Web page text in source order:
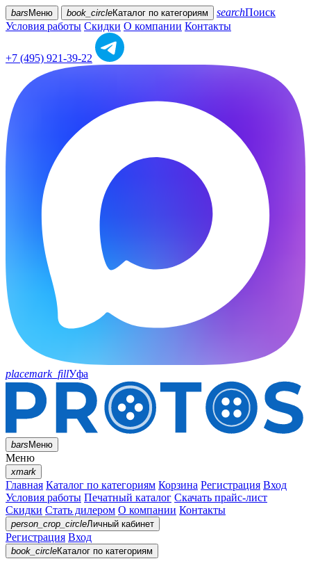
bars Меню book_circleКаталог по категориям searchПоиск
Условия работы Скидки О компании Контакты
+7 (495) 921-39-22
placemark_fillУфа
barsМеню
Меню
xmark
Главная Каталог по категориям Корзина Регистрация Вход
Условия работы Печатный каталог Скачать прайс-лист
Скидки Стать дилером О компании Контакты
person_crop_circleЛичный кабинет
Регистрация Вход
book_circleКаталог по категориям